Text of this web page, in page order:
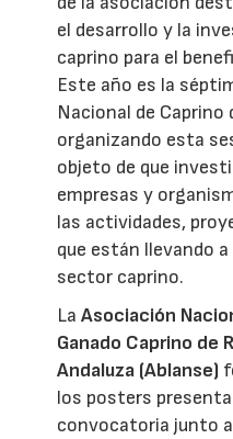
el desarrollo y la
caprino para el
Este año es la
Nacional de Caprino
organizando esta
objeto de que
empresas y
las actividades,
que están llevando
sector caprino.
LaAsociación
Ganado Caprino de
Andaluza (Ablanse)
los posters
convocatoria junto